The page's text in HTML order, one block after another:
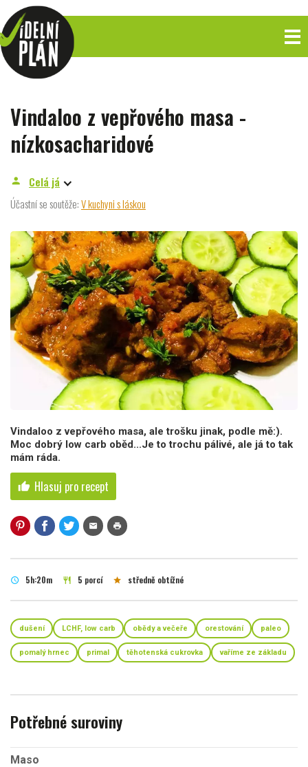
Vindaloo z vepřového masa -
nízkosacharidové
person
Celá já
Účastní se soutěže:V kuchyni s láskou
Vindaloo z vepřového masa, ale trošku jinak, podle mě:).
Moc dobrý low carb oběd...Je to trochu pálivé, ale já to tak
mám ráda.
thumb_up Hlasuj pro recept
mail print
schedule 5h:20m restaurant 5 porcí star středně obtížné
dušení LCHF, low carb obědy a večeře orestování paleo
pomalý hrnec primal těhotenská cukrovka vaříme ze základu
Potřebné suroviny
Maso